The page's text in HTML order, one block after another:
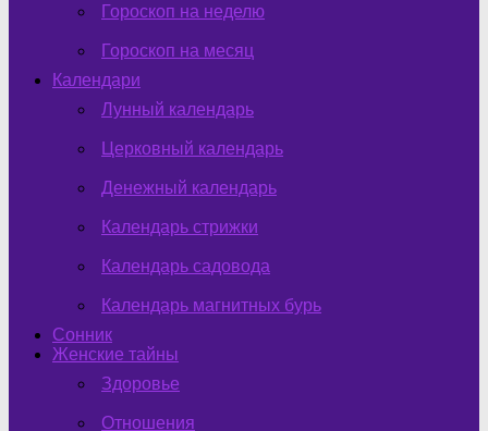
Гороскоп на неделю
Гороскоп на месяц
Календари
Лунный календарь
Церковный календарь
Денежный календарь
Календарь стрижки
Календарь садовода
Календарь магнитных бурь
Сонник
Женские тайны
Здоровье
Отношения